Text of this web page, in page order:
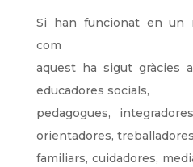
Si han funcionat en un
com
aquest ha sigut gràcies
educadores socials,
pedagogues,
orientadores, treballadores
familiars, cuidadores,